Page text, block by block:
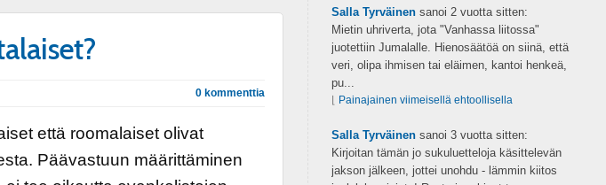
0 kommenttia
että roomalaiset olivat
Päävastuun määrittäminen
Salla Tyrväinensanoi 2 vuotta sitten:
Mietin uhriverta, jota "Vanhassa liitossa"
juotettiin Jumalalle. Hienosäätöä on siinä, että
veri, olipa ihmisen tai eläimen, kantoi henkeä,
pu...
Painajainen viimeisellä ehtoollisella
Salla Tyrväinensanoi 3 vuotta sitten:
Kirjoitan tämän jo sukuluetteloja käsittelevän
jakson jälkeen, jottei unohdu - lämmin kiitos